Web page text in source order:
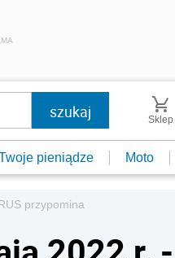
Sklep
pieniądze Moto
przypomina